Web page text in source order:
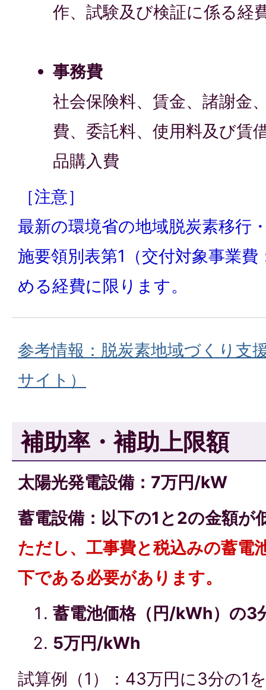
作、試験及び検証に係る経
事務費
社会保険料、賃金、諸謝金
費、委託料、使用料及び賃
品購入費
［注意］
最新の環境省の地域脱炭素移行
施要領別表第1（交付対象事業
める経費に限ります。
参考情報：脱炭素地域づくり支
サイト）
補助率・補助上限額
太陽光発電設備：7万円/kW
蓄電設備：以下の1と2の金額が
ただし、工事費と税込みの蓄電
下である必要があります。
蓄電池価格（円/kWh）の3
5万円/kWh
試算例（1）：43万円に3分の1